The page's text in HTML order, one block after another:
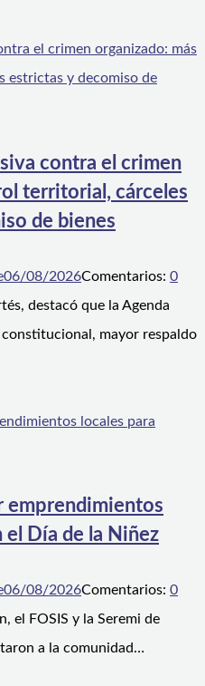
contra el crimen
territorial, cárceles
de bienes
06/08/2026Comentarios: 0
destacó que la Agenda
mayor respaldo
emprendimientos
el Día de la Niñez
06/08/2026Comentarios: 0
el FOSIS y la Seremi de
a la comunidad…